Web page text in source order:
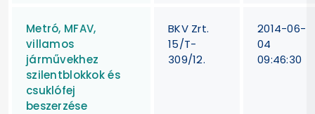
Metró, MFAV,
villamos
járművekhez
szilentblokkok és
csuklófej
beszerzése
BKV Zrt.
15/T-
309/12.
2014-06-
04
09:46:30